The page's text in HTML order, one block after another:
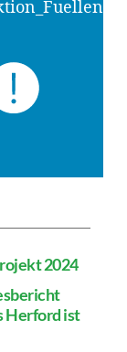
2024
Herford ist